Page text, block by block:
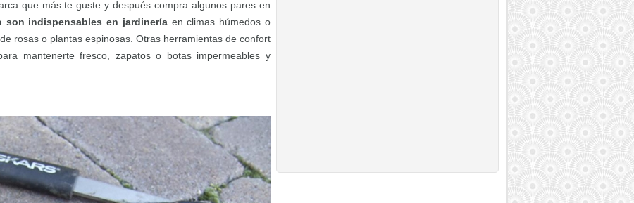
que más te guste y después compra algunos pares en
son indispensables en jardineríaen climas húmedos o
rosas o plantas espinosas. Otras herramientas de confort
mantenerte fresco, zapatos o botas impermeables y